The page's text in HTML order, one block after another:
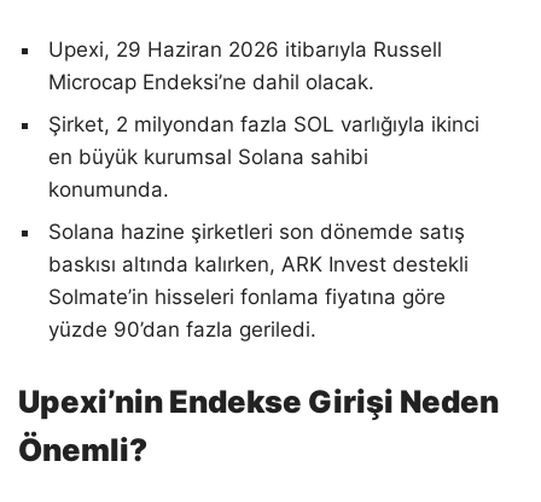
Upexi, 29 Haziran 2026 itibarıyla Russell
Microcap Endeksi’ne dahil olacak.
Şirket, 2 milyondan fazla SOL varlığıyla ikinci
en büyük kurumsal Solana sahibi
konumunda.
Solana hazine şirketleri son dönemde satış
baskısı altında kalırken, ARK Invest destekli
Solmate’in hisseleri fonlama fiyatına göre
yüzde 90’dan fazla geriledi.
Upexi’nin Endekse Girişi Neden
Önemli?